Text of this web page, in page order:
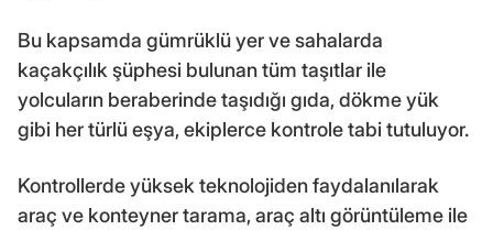
Bu kapsamda gümrüklü yer ve sahalarda
kaçakçılık şüphesi bulunan tüm taşıtlar ile
yolcuların beraberinde taşıdığı gıda, dökme yük
gibi her türlü eşya, ekiplerce kontrole tabi tutuluyor.
Kontrollerde yüksek teknolojiden faydalanılarak
araç ve konteyner tarama, araç altı görüntüleme ile